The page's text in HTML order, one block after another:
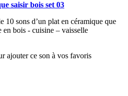
saisir bois set 03
10 sons d’un plat en céramique que
en bois - cuisine – vaisselle